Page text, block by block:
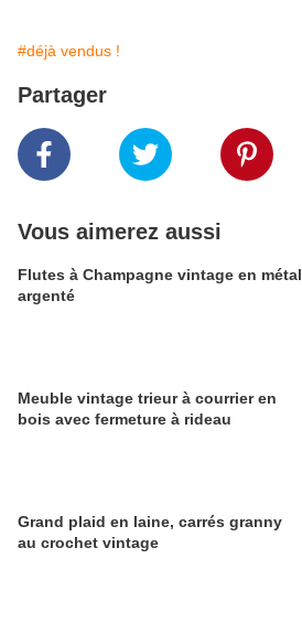
#déjà vendus !
Partager
Vous aimerez aussi
Flutes à Champagne vintage en métal
argenté
Meuble vintage trieur à courrier en
bois avec fermeture à rideau
Grand plaid en laine, carrés granny
au crochet vintage